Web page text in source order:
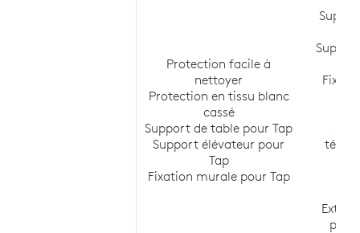
Protection facile à
nettoyer
Protection en tissu blanc
cassé
Support de table pour Tap
Support élévateur pour
Tap
Fixation murale pour Tap
pour